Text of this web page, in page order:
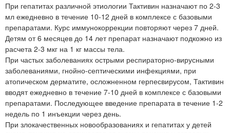
При гепатитах различной этиологии Тактивин назначают по 2-3
мл ежедневно в течение 10-12 дней в комплексе с базовыми
препаратами. Курс иммунокоррекции повторяют через 7 дней.
Детям от 6 месяцев до 14 лет препарат назначают подкожно из
расчета 2-3 мкг на 1 кг массы тела.
При частых заболеваниях острыми респираторно-вирусными
заболеваниями, гнойно-септическими инфекциями, при
атопическом дерматите, осложненном герпесвирусом, Тактивин
вводят ежедневно в течение 7-10 дней в комплексе с базовыми
препаратами. Последующее введение препарата в течение 1-2
недель по 1 инъекции через день.
При злокачественных новообразованиях и гепатитах у детей